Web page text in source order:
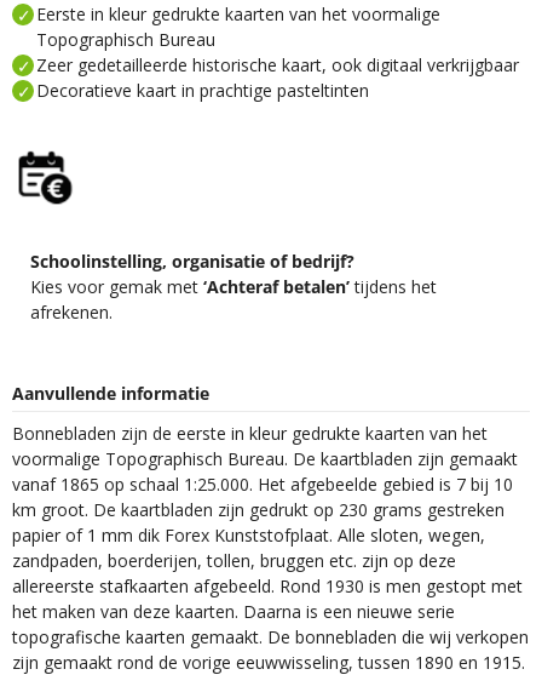
Eerste in kleur gedrukte kaarten van het voormalige
Topographisch Bureau
Zeer gedetailleerde historische kaart, ook digitaal verkrijgbaar
Decoratieve kaart in prachtige pasteltinten
Schoolinstelling, organisatie of bedrijf?
Kies voor gemak met ‘Achteraf betalen’tijdens het
afrekenen.
Aanvullende informatie
Bonnebladen zijn de eerste in kleur gedrukte kaarten van het
voormalige Topographisch Bureau. De kaartbladen zijn gemaakt
vanaf 1865 op schaal 1:25.000. Het afgebeelde gebied is 7 bij 10
km groot. De kaartbladen zijn gedrukt op 230 grams gestreken
papier of 1 mm dik Forex Kunststofplaat. Alle sloten, wegen,
zandpaden, boerderijen, tollen, bruggen etc. zijn op deze
allereerste stafkaarten afgebeeld. Rond 1930 is men gestopt met
het maken van deze kaarten. Daarna is een nieuwe serie
topografische kaarten gemaakt. De bonnebladen die wij verkopen
zijn gemaakt rond de vorige eeuwwisseling, tussen 1890 en 1915.